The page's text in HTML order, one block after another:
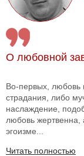
О любовной
Во-первых, любовь
страдания, либо
наслаждение,
любовь жертвенна,
эгоизме...
Читать полностью